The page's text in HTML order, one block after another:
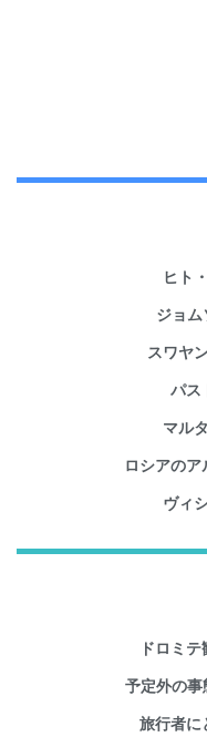
ヒト
ジョ
スワヤ
パス
マル
ロシアのア
ヴィ
ドロミ
予定外の事
旅行者に